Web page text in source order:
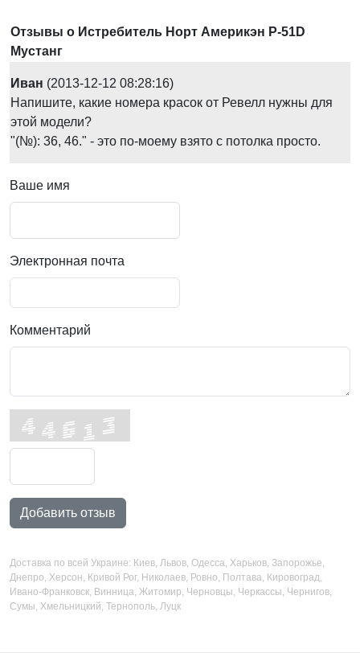
Отзывы о Истребитель Норт Америкэн Р-51D
Мустанг
Иван (2013-12-12 08:28:16)
Напишите, какие номера красок от Ревелл нужны для
этой модели?
"(№): 36, 46." - это по-моему взято с потолка просто.
Ваше имя
Электронная почта
Комментарий
Добавить отзыв
Доставка по всей Украине: Киев, Львов, Одесса, Харьков, Запорожье,
Днепро, Херсон, Кривой Рог, Николаев, Ровно, Полтава, Кировоград,
Ивано-Франковск, Винница, Житомир, Черновцы, Черкассы, Чернигов,
Сумы, Хмельницкий, Тернополь, Луцк